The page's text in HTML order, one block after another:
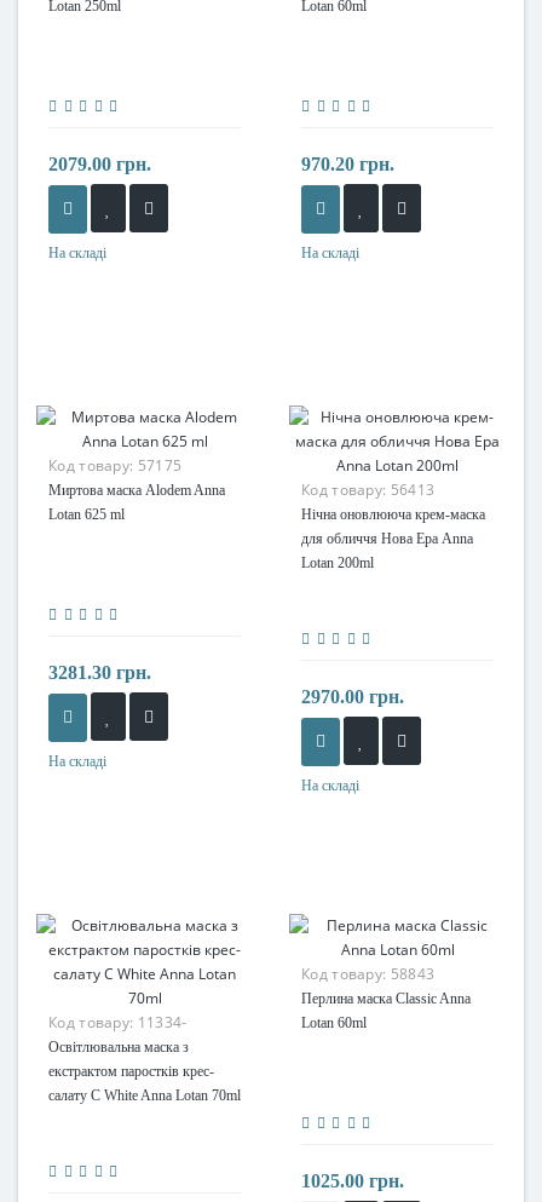
Lotan 250ml
2079.00 грн.
На складі
Lotan 60ml
970.20 грн.
На складі
Код товару: 57175
Миртова маска Alodem Anna
Lotan 625 ml
3281.30 грн.
На складі
Код товару: 56413
Нічна оновлююча крем-маска
для обличчя Нова Ера Anna
Lotan 200ml
2970.00 грн.
На складі
Код товару: 11334-
Освітлювальна маска з
екстрактом паростків крес-
салату C White Anna Lotan 70ml
Код товару: 58843
Перлина маска Classic Anna
Lotan 60ml
1025.00 грн.